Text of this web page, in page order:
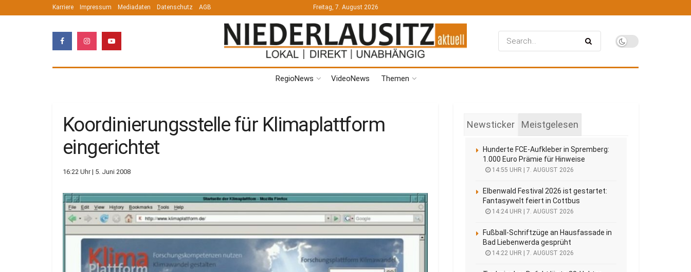
Karriere Impressum Mediadaten Datenschutz AGB Freitag, 7. August 2026
RegioNews VideoNews Themen
Koordinierungsstelle für Klimaplattform
eingerichtet
16:22 Uhr | 5. Juni 2008
Newsticker Meistgelesen
Hunderte FCE-Aufkleber in Spremberg:
1.000 Euro Prämie für Hinweise
14:55 UHR | 7. AUGUST 2026
Elbenwald Festival 2026 ist gestartet:
Fantasywelt feiert in Cottbus
14:24 UHR | 7. AUGUST 2026
Fußball-Schriftzüge an Hausfassade in
Bad Liebenwerda gesprüht
14:22 UHR | 7. AUGUST 2026